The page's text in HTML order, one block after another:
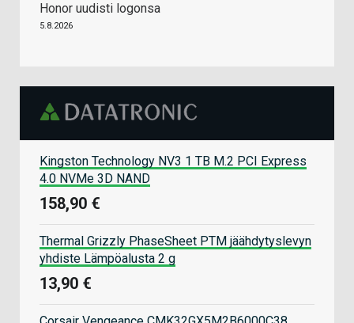
Honor uudisti logonsa
5.8.2026
Kingston Technology NV3 1 TB M.2 PCI Express
4.0 NVMe 3D NAND
158,90 €
Thermal Grizzly PhaseSheet PTM jäähdytyslevyn
yhdiste Lämpöalusta 2 g
13,90 €